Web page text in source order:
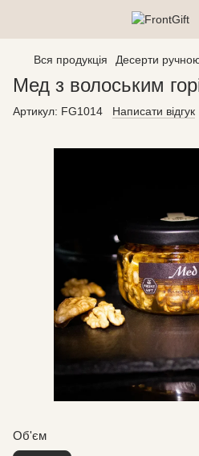
Вся продукція Десерти
Мед з волоським
Артикул: FG1014 Написати відгук
Об'єм